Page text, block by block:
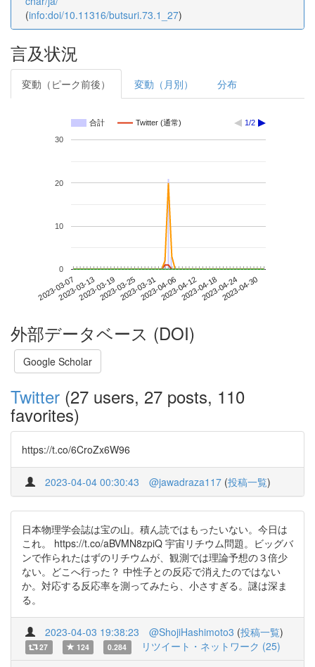
(info:doi/10.11316/butsuri.73.1_27)
言及状況
変動（ピーク前後） 変動（月別） 分布
合計 Twitter (通常) 1/2
2023-03-072023-03-132023-03-192023-03-252023-03-312023-04-062023-04-122023-04-182023-04-242023-04-30
0
10
20
30
外部データベース (DOI)
Google Scholar
Twitter (27 users, 27 posts, 110
favorites)
https://t.co/6CroZx6W96
2023-04-04 00:30:43 @jawadraza117 (投稿一覧)
日本物理学会誌は宝の山。積ん読ではもったいない。今日は
これ。 https://t.co/aBVMN8zpiQ 宇宙リチウム問題。ビッグバ
ンで作られたはずのリチウムが、観測では理論予想の３倍少
ない。どこへ行った？ 中性子との反応で消えたのではない
か。対応する反応率を測ってみたら、小さすぎる。謎は深ま
る。
2023-04-03 19:38:23 @ShojiHashimoto3 (投稿一覧)
27 124 0.284 リツイート・ネットワーク (25)